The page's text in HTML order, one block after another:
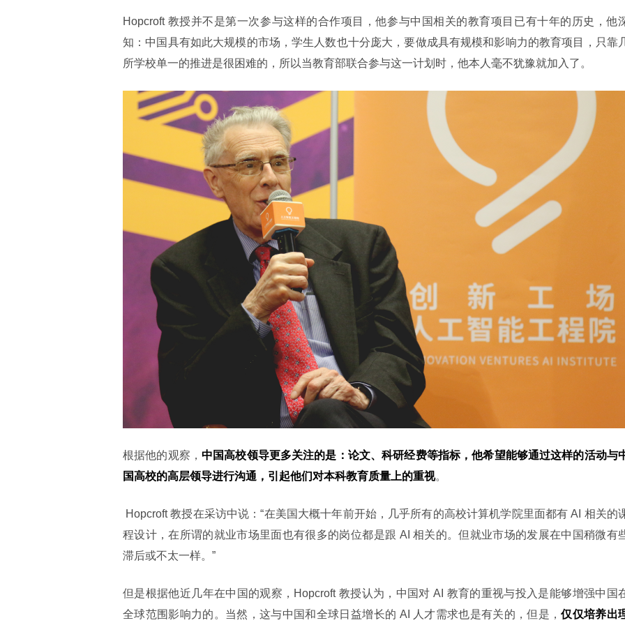
Hopcroft 教授并不是第一次参与这样的合作项目，他参与中国相关的教育项目已有十年的历史，他
知：中国具有如此大规模的市场，学生人数也十分庞大，要做成具有规模和影响力的教育项目，只靠
所学校单一的推进是很困难的，所以当教育部联合参与这一计划时，他本人毫不犹豫就加入了。
根据他的观察， 中国高校领导更多关注的是：论文、科研经费等指标，他希望能够通过这样的活动与
国高校的高层领导进行沟通，引起他们对本科教育质量上的重视。
程设计，在所谓的就业市场里面也有很多的岗位都是跟 AI 相关的。但就业市场的发展在中国稍微有
滞后或不太一样。”
但是根据他近几年在中国的观察，Hopcroft 教授认为，中国对 AI 教育的重视与投入是能够增强中国
全球范围影响力的。当然，这与中国和全球日益增长的 AI 人才需求也是有关的，但是，仅仅培养出